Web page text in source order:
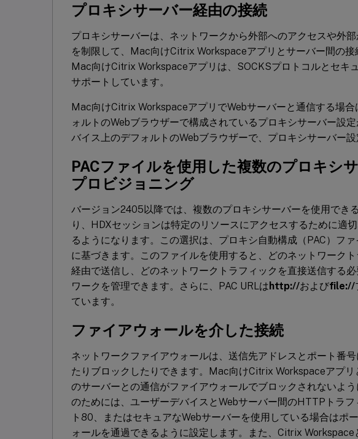
プロキシサーバー経由の接続
プロキシサーバーは、ネットワークから外部へのアクセスや外
を制限して、Mac向けCitrix Workspaceアプリとサーバー間の接
Mac向けCitrix Workspaceアプリは、SOCKSプロトコルとセキ
サポートしています。
Mac向けCitrix WorkspaceアプリでWebサーバーと通信する場
ォルトのWebブラウザーで構成されているプロキシサーバー設
バイス上のデフォルトのWebブラウザーで、プロキシサーバー設
PACファイルを使用した複数のプロキシ
プロビジョニング
バージョン2405以降では、複数のプロキシサーバーを使用でき
り、HDXセッションは特定のリソースにアクセスするために適
るようになります。この選択は、プロキシ自動構成（PAC）フ
に基づきます。このファイルを使用すると、どのネットワーク
経由で送信し、どのネットワークトラフィックを直接送信する
ワークを管理できます。さらに、PAC URLは http://およびfile://
ています。
ファイアウォールを介した接続
ネットワークファイアウォールは、送信先アドレスとポート番
たりブロックしたりできます。Mac向けCitrix Workspaceアプ
のサーバーとの通信がファイアウォールでブロックされないよ
のためには、ユーザーデバイスとWebサーバー間のHTTPトラ
ト80、またはセキュアなWebサーバーを使用している場合はポ
ォールを通過できるように設定します。また、Citrix